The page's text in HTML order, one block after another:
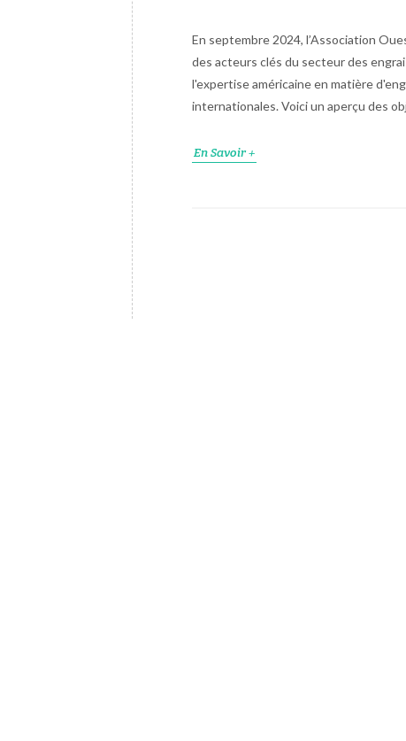
En septembre 2024, l’Association
des acteurs clés du secteur des
l'expertise américaine en matière
internationales. Voici un aperçu des
En Savoir +